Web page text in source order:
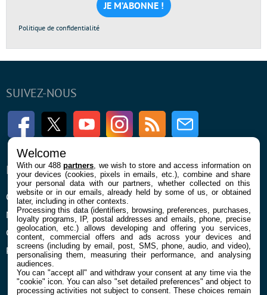
*
Politique de confidentialité
SUIVEZ-NOUS
FacebookTwitter Youtube InstagramRSS Newsletter
ENTREPRISE
Qui sommes nous
Mentions légales et CGU
Confidentialité et Cookies
Préférences cookies
À PROPOS
La rédaction
Contact
Welcome
With our 488partners , we wish to store and access information on
your devices (cookies, pixels in emails, etc.), combine and share
your personal data with our partners, whether collected on this
website or in our emails, already held by some of us, or obtained
later, including in other contexts.
Processing this data (identifiers, browsing, preferences, purchases,
loyalty programs, IP, postal addresses and emails, phone, precise
geolocation, etc.) allows developing and offering you services,
content, commercial offers and ads across your devices and
screens (including by email, post, SMS, phone, audio, and video),
personalising them, measuring their performance, and analysing
audiences.
You can "accept all" and withdraw your consent at any time via the
"cookie" icon. You can also "set detailed preferences" and object to
processing activities not subject to consent. These choices remain